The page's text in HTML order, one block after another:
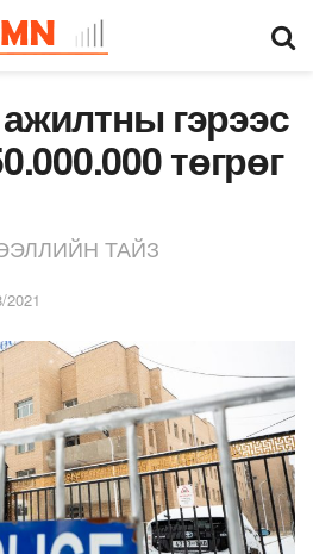
гэрээс
төгрөг
ТАЙЗ
2021